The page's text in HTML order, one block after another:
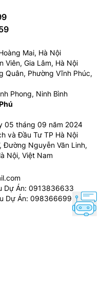
Mai, Hà Nội
Viên, Gia Lâm, Hà Nội
Quân, Phường Vĩnh Phúc,
Phong, Ninh Bình
05 tháng 09 năm 2024
và Đầu Tư TP Hà Nội
Đường Nguyễn Văn Linh,
Nội, Việt Nam
Dự Án: 0913836633
Dự Án: 0983666996